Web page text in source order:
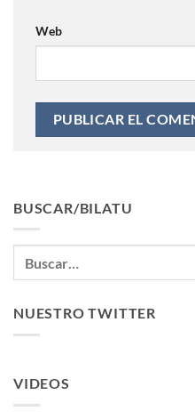
Web
BUSCAR/BILATU
NUESTRO TWITTER
VIDEOS